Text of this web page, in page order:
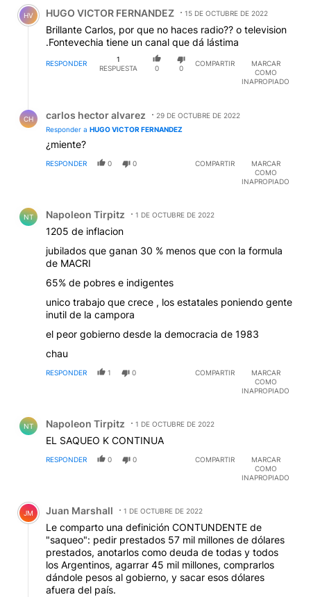
HV HUGO VICTOR FERNANDEZ 15 DE OCTUBRE DE 2022
Brillante Carlos, por que no haces radio?? o television
.Fontevechia tiene un canal que dá lástima
RESPONDER
1
RESPUESTA
0 0
COMPARTIR
MARCAR
COMO
INAPROPIADO
CH carlos hector alvarez
29 DE OCTUBRE DE 2022
Responder a HUGO VICTOR FERNANDEZ
¿miente?
RESPONDER 0 0 COMPARTIR
MARCAR
COMO
INAPROPIADO
NT Napoleon Tirpitz 1 DE OCTUBRE DE 2022
1205 de inflacion
jubilados que ganan 30 % menos que con la formula
de MACRI
65% de pobres e indigentes
unico trabajo que crece , los estatales poniendo gente
inutil de la campora
el peor gobierno desde la democracia de 1983
chau
RESPONDER 1 0 COMPARTIR
MARCAR
COMO
INAPROPIADO
NT Napoleon Tirpitz 1 DE OCTUBRE DE 2022
EL SAQUEO K CONTINUA
RESPONDER 0 0 COMPARTIR
MARCAR
COMO
INAPROPIADO
Comentario de Juan Marshall.
JM Juan Marshall 1 DE OCTUBRE DE 2022
Le comparto una definición CONTUNDENTE de
"saqueo": pedir prestados 57 mil millones de dólares
prestados, anotarlos como deuda de todas y todos
los Argentinos, agarrar 45 mil millones, comprarlos
dándole pesos al gobierno, y sacar esos dólares
afuera del país.